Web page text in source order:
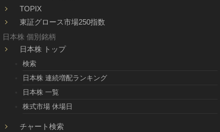
TOPIX
東証グロース市場250指数
日本株 個別銘柄
日本株 トップ
検索
日本株 連続増配ランキング
日本株 一覧
株式市場 休場日
チャート検索